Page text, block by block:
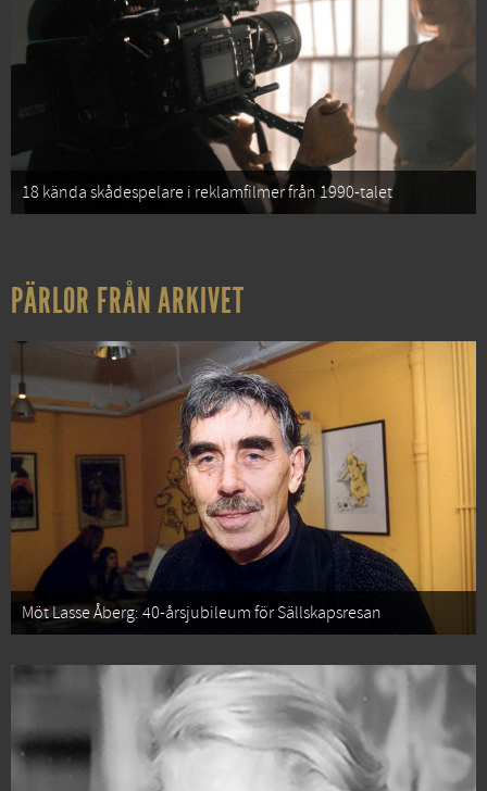
18 kända skådespelare i reklamfilmer från 1990-talet
PÄRLOR FRÅN ARKIVET
Möt Lasse Åberg: 40-årsjubileum för Sällskapsresan